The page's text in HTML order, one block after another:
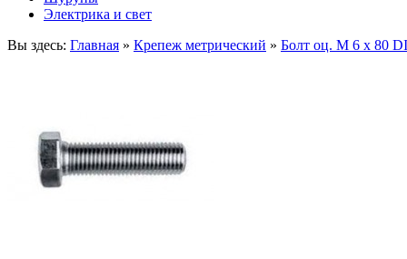
Электрика и свет
Вы здесь: Главная » Крепеж метрический » Болт оц. М 6 х 80